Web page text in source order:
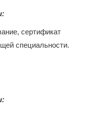
сертификат
специальности.